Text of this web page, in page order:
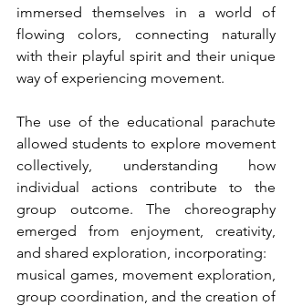
immersed themselves in a world of
flowing colors, connecting naturally
with their playful spirit and their unique
way of experiencing movement.
The use of the educational parachute
allowed students to explore movement
collectively, understanding how
individual actions contribute to the
group outcome. The choreography
emerged from enjoyment, creativity,
and shared exploration, incorporating:
musical games, movement exploration,
group coordination, and the creation of